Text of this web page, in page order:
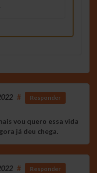
# Responder
vou quero essa vida
já deu chega.
# Responder